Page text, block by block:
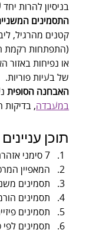
בניסיון להרות
התסמינים
קטנים מהרגיל,
(התפתחות רקמת
או נפיחות באזור
של בעיות פוריות.
האבחנה הסופית
במעבדה, בדיקות
תוכן עניינים
7 סימני אזהרה עיקריים לאזוספרמיה
המאפיין
תסמינים
תסמינים
תסמינים
תסמינים לפי